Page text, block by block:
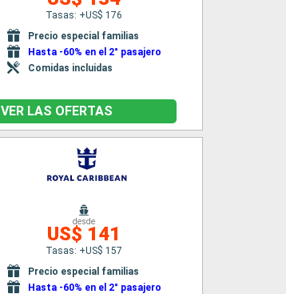
Tasas: +US$ 176
Precio especial familias
Hasta -60% en el 2° pasajero
Comidas incluidas
VER LAS OFERTAS
desde
US$ 141
Tasas: +US$ 157
Precio especial familias
Hasta -60% en el 2° pasajero